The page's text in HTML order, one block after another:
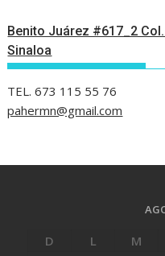
Benito Juárez #617_2
Sinaloa
TEL. 673 115 55 76
pahermn@gmail.com
D L M